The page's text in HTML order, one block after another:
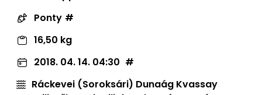
Ponty
16,50 kg
2018. 04. 14. 04:30
Ráckevei (Soroksári) Dunaág Kvassay